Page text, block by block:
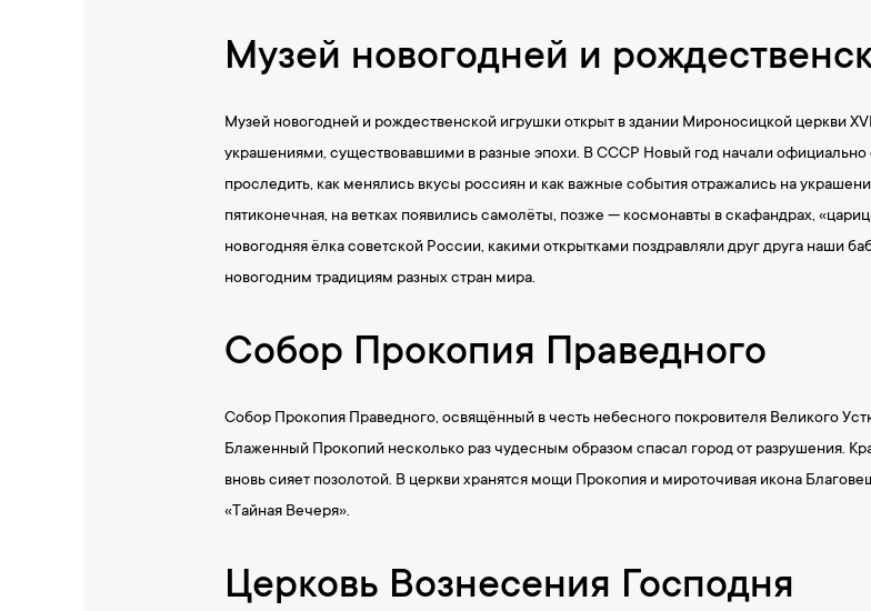
Музей новогодней и
Музей новогодней и рождественской игрушки открыт в здании Мироносицкой церкви
украшениями, существовавшими в разные эпохи. В СССР Новый год начали официально
проследить, как менялись вкусы россиян и как важные события отражались на
пятиконечная, на ветках появились самолёты, позже — космонавты в скафандрах,
новогодняя ёлка советской России, какими открытками поздравляли друг друга наши
новогодним традициям разных стран мира.
Собор Прокопия Праведного
Собор Прокопия Праведного, освящённый в честь небесного покровителя Великого
Блаженный Прокопий несколько раз чудесным образом спасал город от разрушения.
вновь сияет позолотой. В церкви хранятся мощи Прокопия и мироточивая икона
«Тайная Вечеря».
Церковь Вознесения Господня